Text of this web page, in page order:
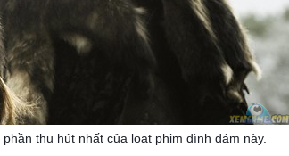
thu hút nhất của loạt phim đình đám này.